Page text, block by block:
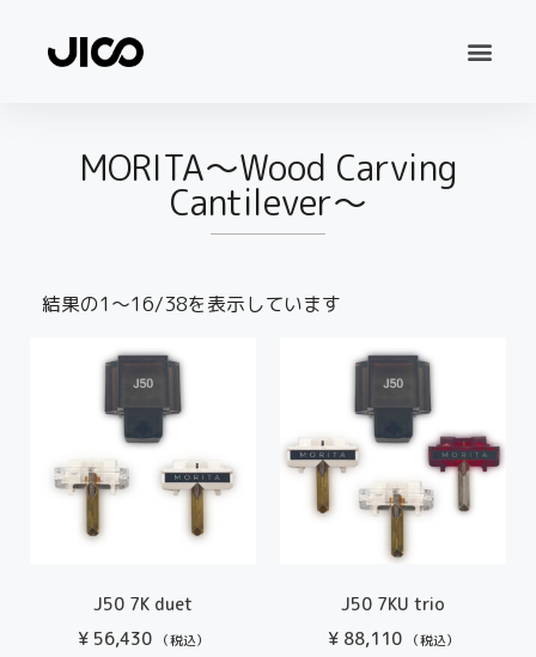
MORITA〜Wood Carving
Cantilever〜
結果の1～16/38を表示しています
J50 7K duet
¥56,430 （税込）
J50 7KU trio
¥88,110 （税込）